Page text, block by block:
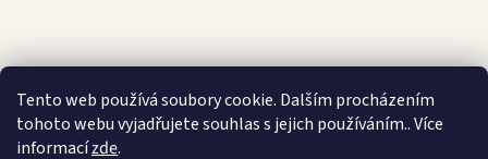
Tento web používá soubory cookie. Dalším procházením
tohoto webu vyjadřujete souhlas s jejich používáním.. Více
informacízde.
Latino Café